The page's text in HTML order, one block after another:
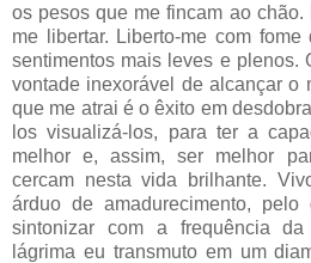
os pesos que me fincam ao
me libertar. Liberto-me com
sentimentos mais leves e plenos.
vontade inexorável de alcançar o
que me atrai é o êxito em
los visualizá-los, para ter a
melhor e, assim, ser melhor
cercam nesta vida brilhante.
árduo de amadurecimento,
sintonizar com a frequência
lágrima eu transmuto em um